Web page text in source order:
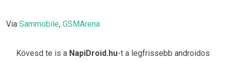
Via Sammobile, GSMArena
Kövesd te is a NapiDroid.hu-t a legfrissebb androidos